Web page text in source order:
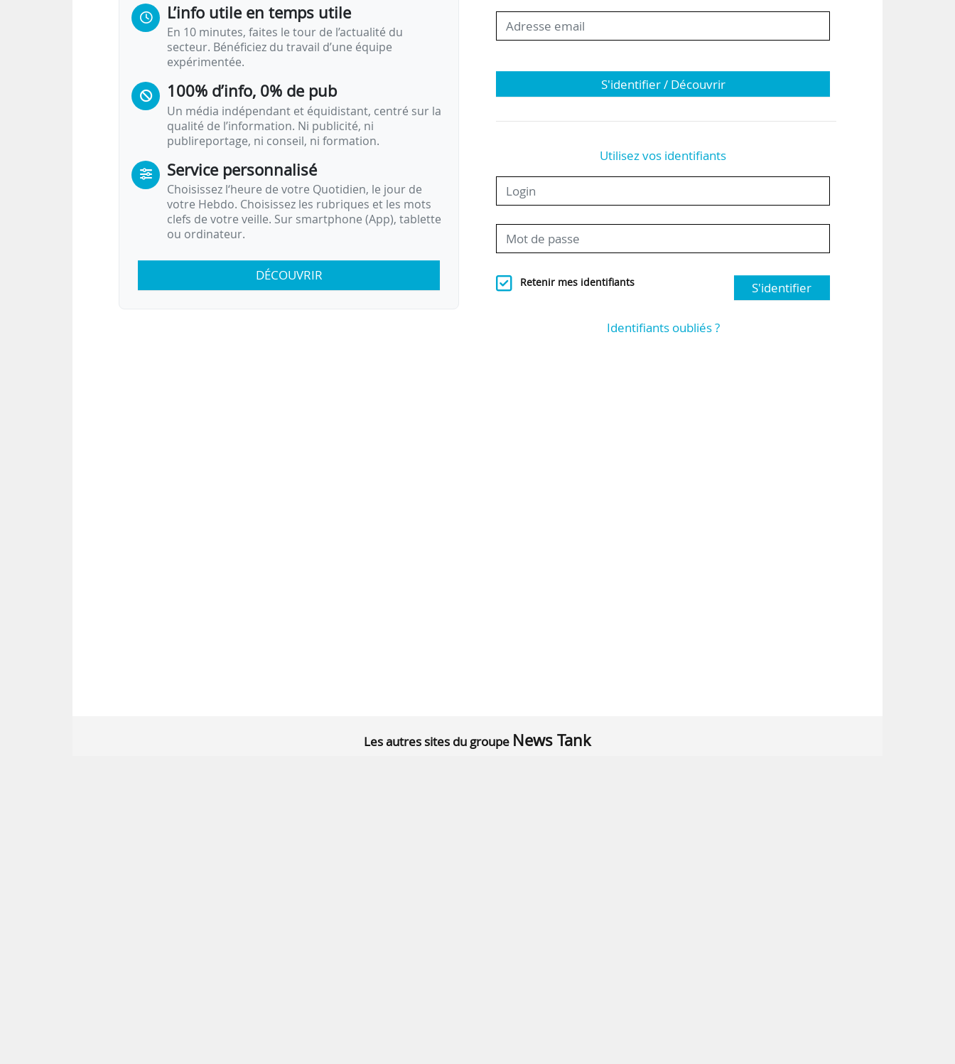
L’info utile en temps utile
En 10 minutes, faites le tour de l’actualité du
secteur. Bénéficiez du travail d’une équipe
expérimentée.
100% d’info, 0% de pub
Un média indépendant et équidistant, centré sur la
qualité de l’information. Ni publicité, ni
publireportage, ni conseil, ni formation.
Service personnalisé
Choisissez l‘heure de votre Quotidien, le jour de
votre Hebdo. Choisissez les rubriques et les mots
clefs de votre veille. Sur smartphone (App), tablette
ou ordinateur.
DÉCOUVRIR
S'identifier / Découvrir
Utilisez vos identifiants
Retenir mes identifiants S'identifier
Identifiants oubliés ?
Les autres sites du groupe News Tank